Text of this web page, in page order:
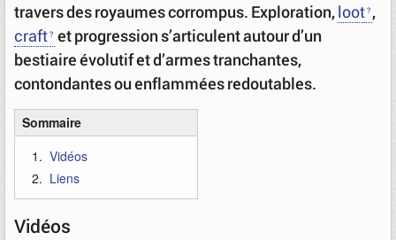
travers des royaumes corrompus. Exploration,loot ,
craft et progression s’articulent autour d’un
bestiaire évolutif et d’armes tranchantes,
contondantes ou enflammées redoutables.
Sommaire
Vidéos
Liens
Vidéos